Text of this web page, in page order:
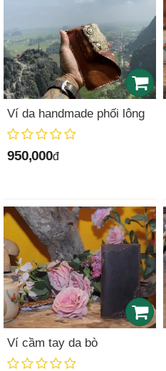
Ví da handmade phối lông
950,000đ
Ví cầm tay da bò